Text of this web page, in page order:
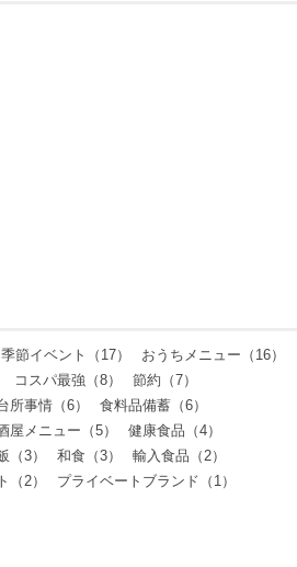
季節イベント（17）
おうちメニュー（16）
コスパ最強（8）
節約（7）
所事情（6）
食料品備蓄（6）
屋メニュー（5）
健康食品（4）
（3） 和食（3）
輸入食品（2）
（2）
プライベートブランド（1）